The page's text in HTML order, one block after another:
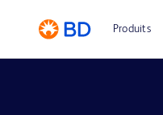
Produits